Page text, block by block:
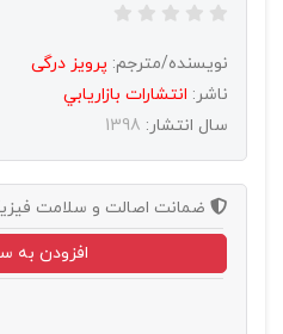
نویسنده/مترجم: پرویز درگی
ناشر: انتشارات بازاريابي
سال انتشار: 1398
ضمانت اصالت و سلامت
افزودن به